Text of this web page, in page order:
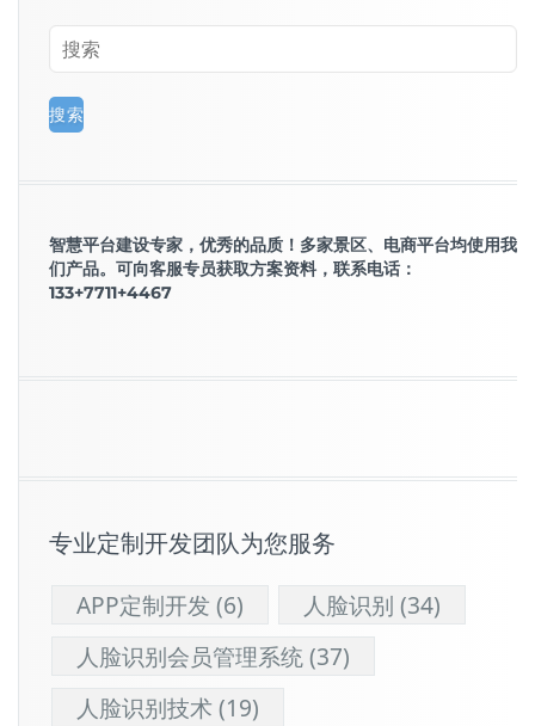
智慧平台建设专家，优秀的品质！多家景区、电商平台均使用我
们产品。可向客服专员获取方案资料，联系电话：
133+7711+4467
专业定制开发团队为您服务
APP定制开发 (6) 人脸识别 (34)
人脸识别会员管理系统(37)
人脸识别技术(19)